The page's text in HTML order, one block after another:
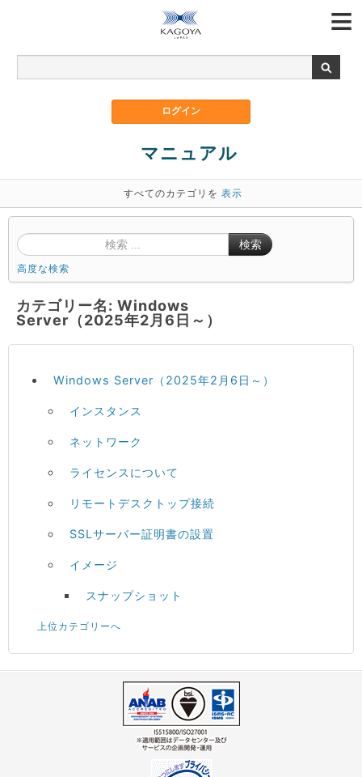
マニュアル
すべてのカテゴリを 表示
検索
高度な検索
カテゴリー名: Windows
Server（2025年2月6日～）
Windows Server（2025年2月6日～）
インスタンス
ネットワーク
ライセンスについて
リモートデスクトップ接続
SSLサーバー証明書の設置
イメージ
スナップショット
上位カテゴリーへ